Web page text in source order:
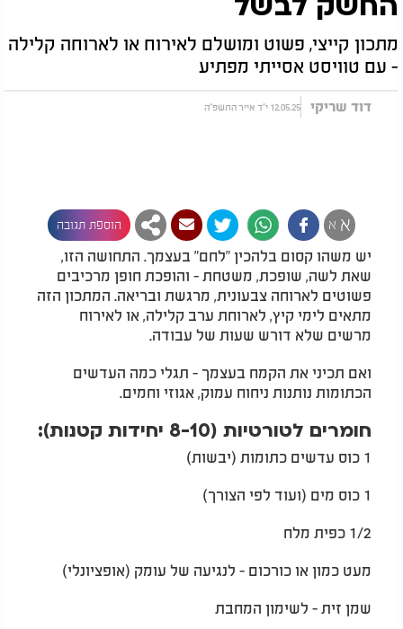
מתכון קייצי, פשוט ומושלם לאירוח או לארוחה קלילה
- עם טוויסט אסייתי מפתיע
דוד שריקי 12.05.25 י"ד אייר התשפ"ה
א א הוספת תגובה
יש משהו קסום בלהכין "לחם" בעצמך. התחושה הזו,
שאת לשה, שופכת, משטחת - והופכת חופן מרכיבים
פשוטים לארוחה צבעונית, מרגשת ובריאה. המתכון הזה
מתאים לימי קיץ, לארוחת ערב קלילה, או לאירוח
מרשים שלא דורש שעות של עבודה.
ואם תכיני את הקמח בעצמך - תגלי כמה העדשים
הכתומות נותנות ניחוח עמוק, אגוזי וחמים.
חומרים לטורטיות (8-10 יחידות קטנות):
1 כוס עדשים כתומות (יבשות)
1 כוס מים (ועוד לפי הצורך)
1/2 כפית מלח
מעט כמון או כורכום - לנגיעה של עומק (אופציונלי)
שמן זית - לשימון המחבת